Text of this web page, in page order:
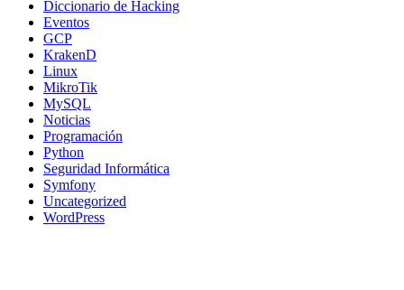
Diccionario de Hacking
Eventos
GCP
KrakenD
Linux
MikroTik
MySQL
Noticias
Programación
Python
Seguridad Informática
Symfony
Uncategorized
WordPress